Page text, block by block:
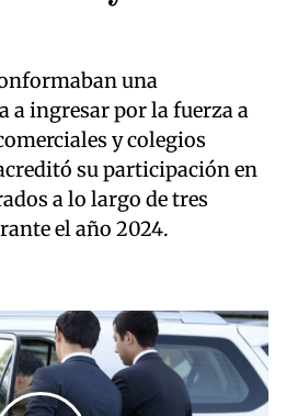
una
a ingresar por la fuerza a
y colegios
su participación en
a lo largo de tres
el año 2024.